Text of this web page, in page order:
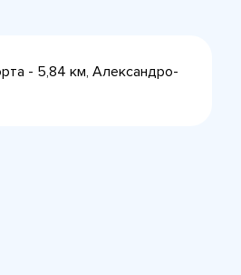
- 5,84 км, Александро-